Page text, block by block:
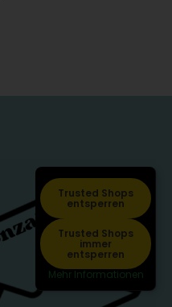
Trusted Shops
entsperren
Trusted Shops
immer
entsperren
Mehr Informationen